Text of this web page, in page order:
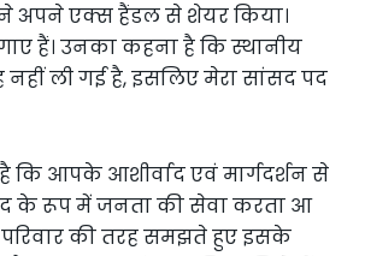
अपने एक्स हैंडल से शेयर किया।
हैं। उनका कहना है कि स्थानीय
ली गई है, इसलिए मेरा सांसद पद
आपके आशीर्वाद एवं मार्गदर्शन से
के रूप में जनता की सेवा करता आ
की तरह समझते हुए इसके